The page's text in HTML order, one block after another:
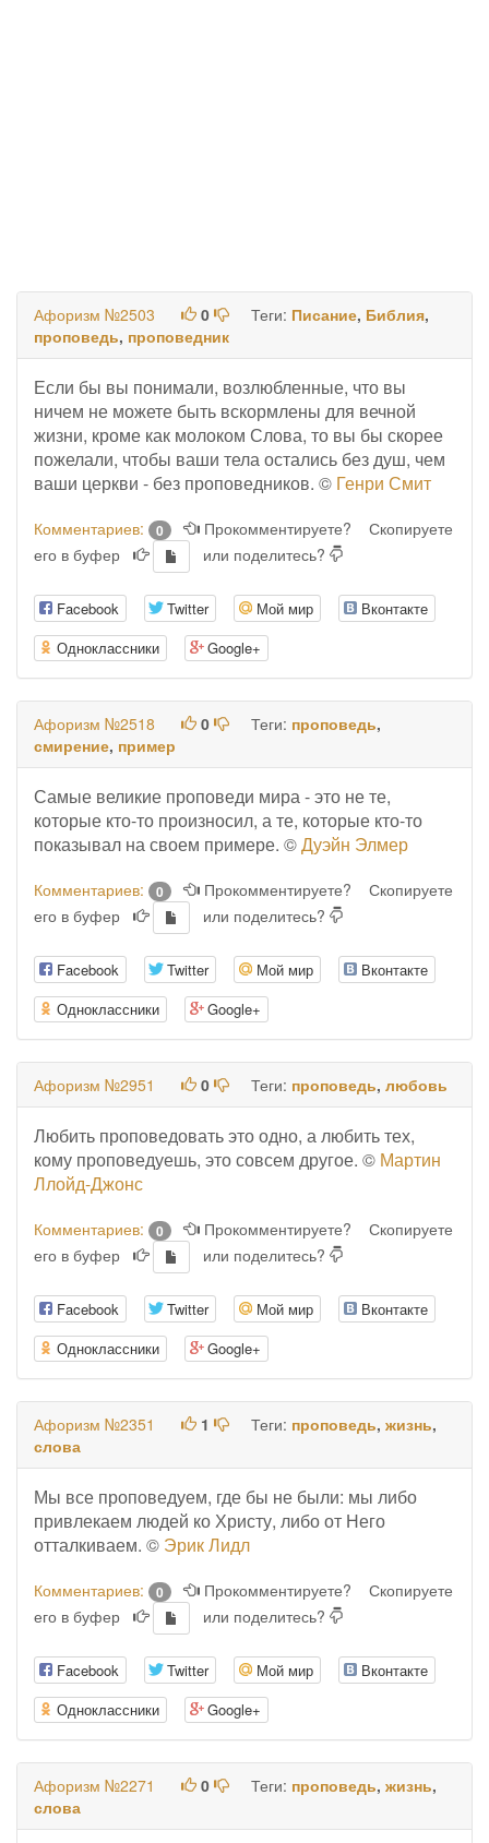
Афоризм №2503 0 Теги: Писание, Библия,
проповедь, проповедник
Если бы вы понимали, возлюбленные, что вы
ничем не можете быть вскормлены для вечной
жизни, кроме как молоком Слова, то вы бы скорее
пожелали, чтобы ваши тела остались без душ, чем
ваши церкви - без проповедников. © Генри Смит
Комментариев: 0 Прокомментируете?
Скопируете
его в буфер
или поделитесь?
Facebook Twitter Мой мир
Вконтакте
Одноклассники
Google+
Афоризм №2518 0 Теги: проповедь,
смирение, пример
Самые великие проповеди мира - это не те,
которые кто-то произносил, а те, которые кто-то
показывал на своем примере. ©Дуэйн Элмер
Комментариев: 0 Прокомментируете?
Скопируете
его в буфер
или поделитесь?
Facebook Twitter Мой мир
Вконтакте
Одноклассники
Google+
Афоризм №2951 0 Теги: проповедь, любовь
Любить проповедовать это одно, а любить тех,
кому проповедуешь, это совсем другое. © Мартин
Ллойд-Джонс
Комментариев: 0 Прокомментируете?
Скопируете
его в буфер
или поделитесь?
Facebook Twitter Мой мир
Вконтакте
Одноклассники
Google+
Афоризм №2351 1 Теги: проповедь, жизнь,
слова
Мы все проповедуем, где бы не были: мы либо
привлекаем людей ко Христу, либо от Него
отталкиваем. © Эрик Лидл
Комментариев: 0 Прокомментируете?
Скопируете
его в буфер
или поделитесь?
Facebook Twitter Мой мир
Вконтакте
Одноклассники
Google+
Афоризм №2271 0 Теги: проповедь, жизнь,
слова